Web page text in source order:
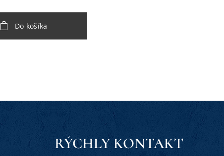
Do košíka
RÝCHLY KONTAKT